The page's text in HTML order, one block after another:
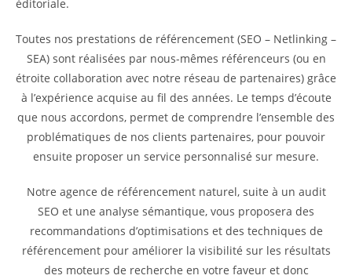
éditoriale.
Toutes nos prestations de référencement (SEO – Netlinking –
SEA) sont réalisées par nous-mêmes référenceurs (ou en
étroite collaboration avec notre réseau de partenaires) grâce
à l’expérience acquise au fil des années. Le temps d’écoute
que nous accordons, permet de comprendre l’ensemble des
problématiques de nos clients partenaires, pour pouvoir
ensuite proposer un service personnalisé sur mesure.
Notre agence de référencement naturel, suite à un audit
SEO et une analyse sémantique, vous proposera des
recommandations d’optimisations et des techniques de
référencement pour améliorer la visibilité sur les résultats
des moteurs de recherche en votre faveur et donc